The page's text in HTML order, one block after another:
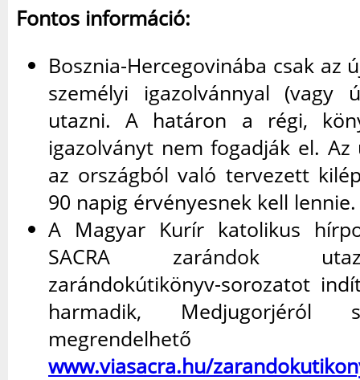
Fontos információ:
Bosznia-Hercegovinába csak az
személyi igazolvánnyal (vagy
utazni. A határon a régi,
igazolványt nem fogadják el.
az országból való tervezett
90 napig érvényesnek kell lennie.
A Magyar Kurír katolikus
SACRA zarándok
zarándokútikönyv-sorozatot
harmadik, Medjugorjéról
www.viasacra.hu/